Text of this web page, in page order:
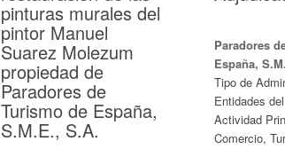
pinturas murales del
pintor Manuel
Suarez Molezum
propiedad de
Paradores de
Turismo de España,
S.M.E., S.A.
Paradores
España,
Tipo de
Entidades
Actividad
Comercio,